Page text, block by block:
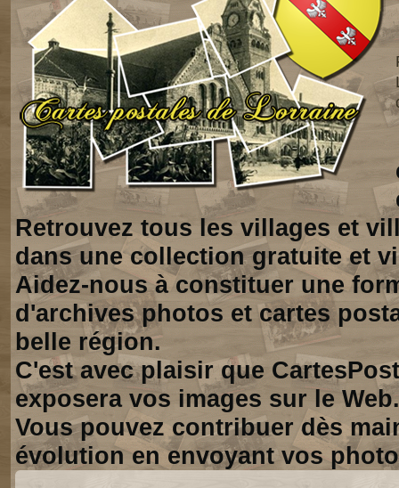
Retrouvez tous les villages et
dans une collection gratuite et
Aidez-nous à constituer une
d'archives photos et cartes
belle région.
C'est avec plaisir que
exposera vos images sur le Web.
Vous pouvez contribuer dès
évolution en envoyant vos